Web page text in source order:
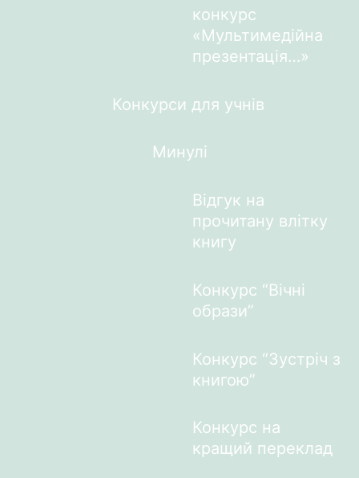
конкурс
«Мультимедійна
презентація…»
Конкурси для учнів
Минулі
Відгук на
прочитану влітку
книгу
Конкурс “Вічні
образи”
Конкурс “Зустріч з
книгою”
Конкурс на
кращий переклад